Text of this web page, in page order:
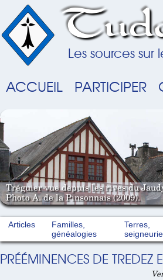
Les sources
ACCUEIL PARTICIPER
Tréguier vue depuis les rives du
Photo A. de la Pinsonnais (2009).
Articles
Familles,
généalogies
Terres,
PRÉÉMINENCES DE TREDEZ